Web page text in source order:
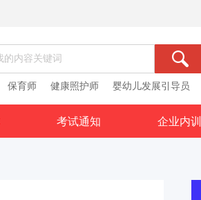
保育师 健康照护师 婴幼儿发展引导员
考试通知 企业内训